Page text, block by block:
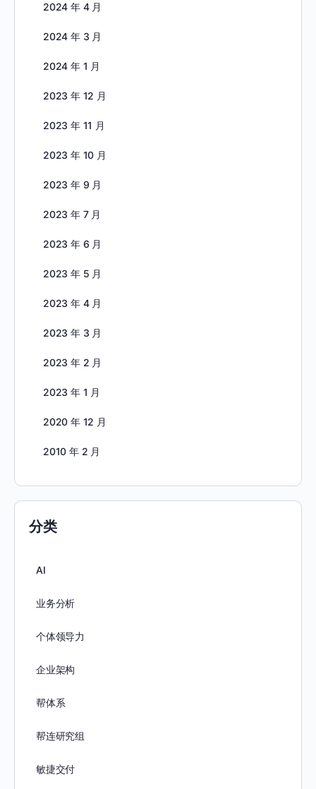
2024 年 4 月
2024 年 3 月
2024 年 1 月
2023 年 12 月
2023 年 11 月
2023 年 10 月
2023 年 9 月
2023 年 7 月
2023 年 6 月
2023 年 5 月
2023 年 4 月
2023 年 3 月
2023 年 2 月
2023 年 1 月
2020 年 12 月
2010 年 2 月
分类
AI
业务分析
个体领导力
企业架构
帮体系
帮连研究组
敏捷交付